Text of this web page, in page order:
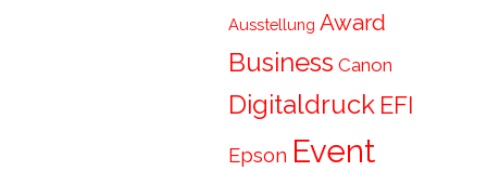
Ausstellung Award
Business Canon
Digitaldruck EFI
Epson Event